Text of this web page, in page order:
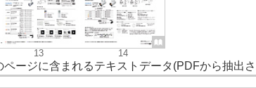
13 14
ページに含まれるテキストデータ(PDFから抽出